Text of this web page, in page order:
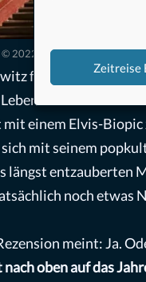
Zeitreise
© 2022 Warner Bros.
für die Susan
des vielleicht
einem Elvis-
mit seinem
längst entzauberten
noch etwas
meint: Ja.
oben auf das